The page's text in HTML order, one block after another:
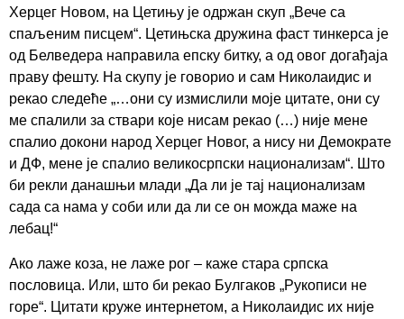
Херцег Новом, на Цетињу је одржан скуп „Вече са
спаљеним писцем“. Цетињска дружина фаст тинкерса је
од Белведера направила епску битку, а од овог догађаја
праву фешту. На скупу је говорио и сам Николаидис и
рекао следеће „…они су измислили моје цитате, они су
ме спалили за ствари које нисам рекао (…) није мене
спалио докони народ Херцег Новог, а нису ни Демократе
и ДФ, мене је спалио великосрпски национализам“. Што
би рекли данашњи млади „Да ли је тај национализам
сада са нама у соби или да ли се он можда маже на
лебац!“
Ако лаже коза, не лаже рог – каже стара српска
пословица. Или, што би рекао Булгаков „Рукописи не
горе“. Цитати круже интернетом, а Николаидис их није